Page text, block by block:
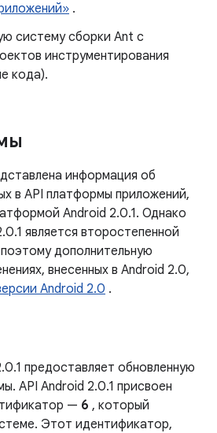
.
систему сборки Ant с
инструментирования
кода).
​​информация об
в API платформы приложений,
Android 2.0.1. Однако
является второстепенной
дополнительную
внесенных в Android 2.0,
Android 2.0 .
предоставляет обновленную
API Android 2.0.1 присвоен
— 6 , который
Этот идентификатор,